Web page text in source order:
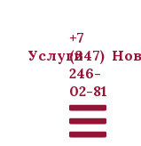
Услуги
+7
(347)
246-
02-81